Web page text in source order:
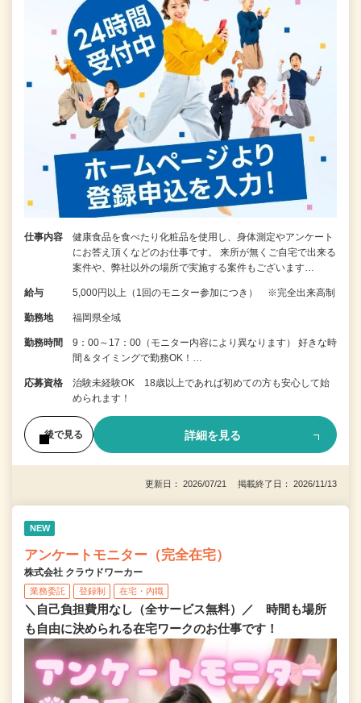
仕事内容
健康食品を食べたり化粧品を使用し、身体測定やアンケート
にお答え頂くなどのお仕事です。 来所が無くご自宅で出来る
案件や、弊社以外の場所で実施する案件もございます…
給与 5,000円以上（1回のモニター参加につき） ※完全出来高制
勤務地 福岡県全域
勤務時間
9：00～17：00（モニター内容により異なります） 好きな時
間＆タイミングで勤務OK！…
応募資格
治験未経験OK 18歳以上であれば初めての方も安心して始
められます！
後で見る 詳細を見る
更新日： 2026/07/21 掲載終了日： 2026/11/13
NEW
アンケートモニター（完全在宅）
株式会社 クラウドワーカー
業務委託 登録制 在宅・内職
＼自己負担費用なし（全サービス無料）／ 時間も場所
も自由に決められる在宅ワークのお仕事です！